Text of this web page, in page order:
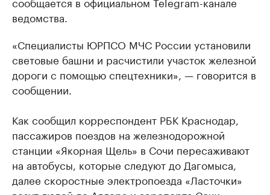
ведомства.
«Специалисты ЮРПСО МЧС России установили
световые башни и расчистили участок железной
дороги с помощью спецтехники», — говорится в
сообщении.
Как сообщил корреспондент РБК Краснодар,
пассажиров поездов на железнодорожной
станции «Якорная Щель» в Сочи пересаживают
на автобусы, которые следуют до Дагомыса,
далее скоростные электропоезда «Ласточки»